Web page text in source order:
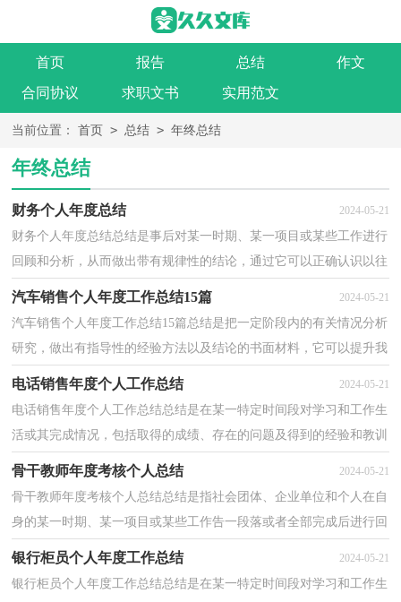
首页 报告 总结
作文
合同协议
求职文书 实用范文
当前位置： 首页 > 总结 > 年终总结
年终总结
财务个人年度总结 2024-05-21
财务个人年度总结总结是事后对某一时期、某一项目或某些工作进行
回顾和分析，从而做出带有规律性的结论，通过它可以正确认识以往
学习和工作中的优缺点，为此要我们写一份总结。我...
汽车销售个人年度工作总结15篇 2024-05-21
汽车销售个人年度工作总结15篇总结是把一定阶段内的有关情况分析
研究，做出有指导性的经验方法以及结论的书面材料，它可以提升我
们发现问题的能力，不妨坐下来好好写写总结吧。如...
电话销售年度个人工作总结 2024-05-21
电话销售年度个人工作总结总结是在某一特定时间段对学习和工作生
活或其完成情况，包括取得的成绩、存在的问题及得到的经验和教训
加以回顾和分析的书面材料，它可以促使我们思考...
骨干教师年度考核个人总结 2024-05-21
骨干教师年度考核个人总结总结是指社会团体、企业单位和个人在自
身的某一时期、某一项目或某些工作告一段落或者全部完成后进行回
顾检查、分析评价，从而肯定成绩，得到经验，找出...
银行柜员个人年度工作总结 2024-05-21
银行柜员个人年度工作总结总结是在某一特定时间段对学习和工作生